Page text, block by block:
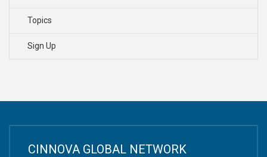
Topics
Sign Up
CINNOVA GLOBAL NETWORK